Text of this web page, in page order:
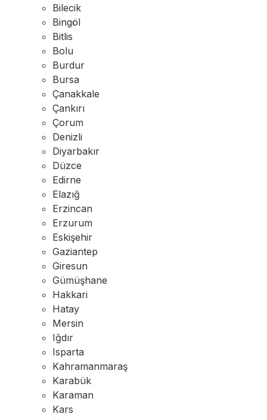
Bilecik
Bingöl
Bitlis
Bolu
Burdur
Bursa
Çanakkale
Çankırı
Çorum
Denizli
Diyarbakır
Düzce
Edirne
Elazığ
Erzincan
Erzurum
Eskişehir
Gaziantep
Giresun
Gümüşhane
Hakkari
Hatay
Mersin
Iğdır
Isparta
Kahramanmaraş
Karabük
Karaman
Kars